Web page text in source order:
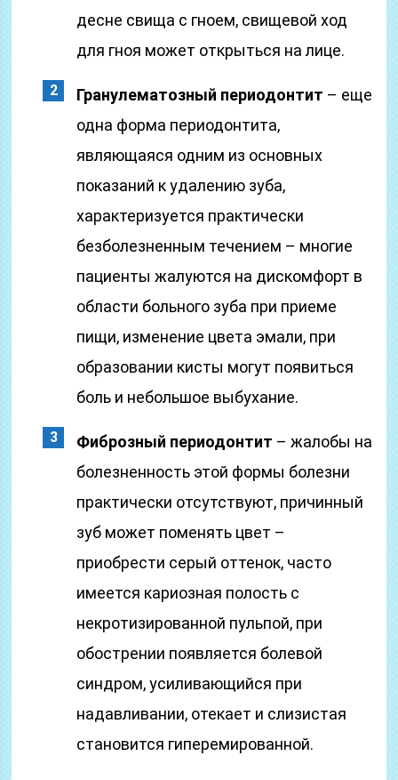
десне свища с гноем, свищевой ход
для гноя может открыться на лице.
Гранулематозный периодонтит – еще
одна форма периодонтита,
являющаяся одним из основных
показаний к удалению зуба,
характеризуется практически
безболезненным течением – многие
пациенты жалуются на дискомфорт в
области больного зуба при приеме
пищи, изменение цвета эмали, при
образовании кисты могут появиться
боль и небольшое выбухание.
Фиброзный периодонтит – жалобы на
болезненность этой формы болезни
практически отсутствуют, причинный
зуб может поменять цвет –
приобрести серый оттенок, часто
имеется кариозная полость с
некротизированной пульпой, при
обострении появляется болевой
синдром, усиливающийся при
надавливании, отекает и слизистая
становится гиперемированной.